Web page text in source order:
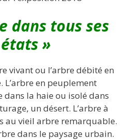
dans tous ses
états »
vivant ou l’arbre débité en
L’arbre en peuplement
dans la haie ou isolé dans
un désert. L’arbre à
au vieil arbre remarquable.
dans le paysage urbain.